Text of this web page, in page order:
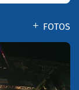
FOTOS